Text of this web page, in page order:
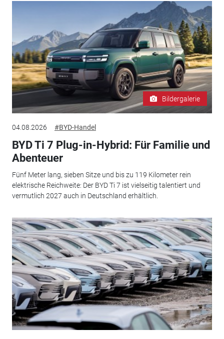
Bildergalerie
04.08.2026 #BYD-Handel
BYD Ti 7 Plug-in-Hybrid: Für Familie und
Abenteuer
Fünf Meter lang, sieben Sitze und bis zu 119 Kilometer rein
elektrische Reichweite: Der BYD Ti 7 ist vielseitig talentiert und
vermutlich 2027 auch in Deutschland erhältlich.